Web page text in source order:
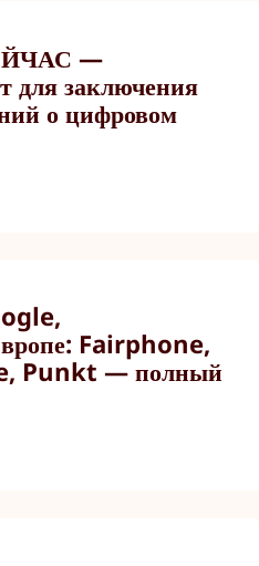
—
для заключения
о цифровом
Fairphone,
Punkt — полный